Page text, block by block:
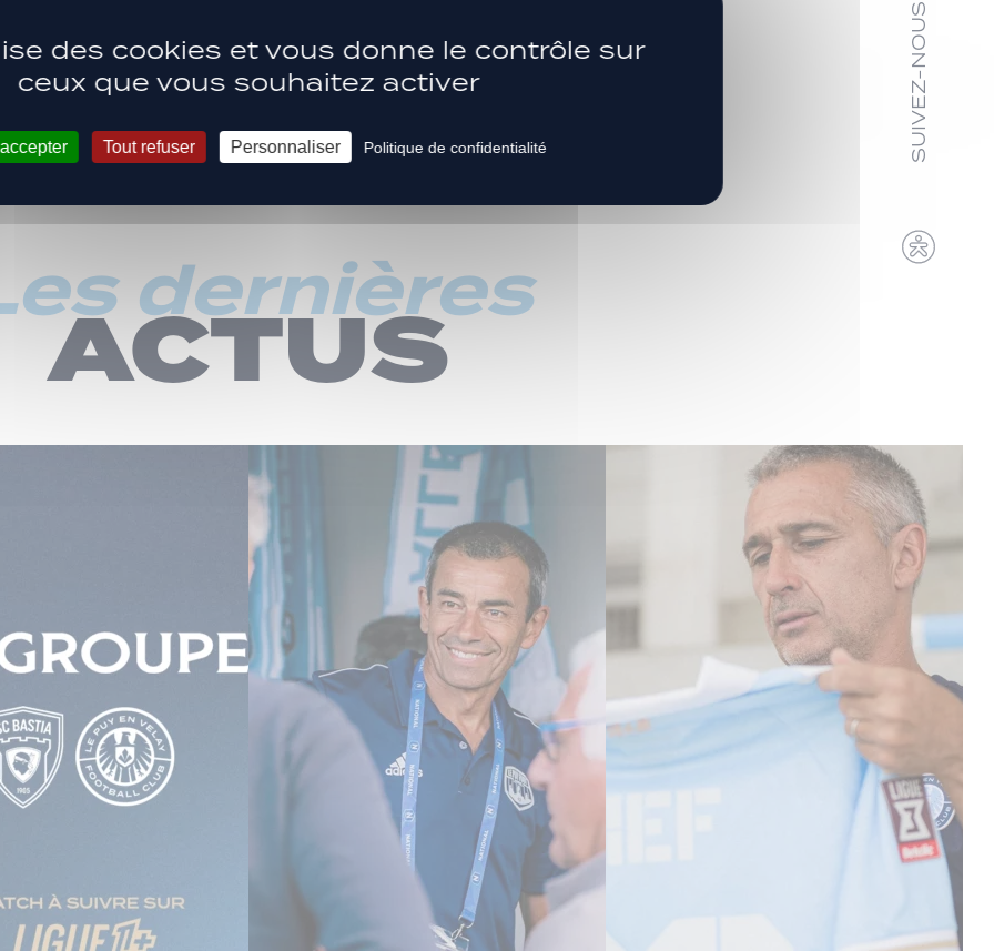
dernières
ACTUS
SUIVEZ-NOUS
des cookies et vous donne le contrôle sur
ceux que vous souhaitez activer
Tout refuser Personnaliser Politique de confidentialité